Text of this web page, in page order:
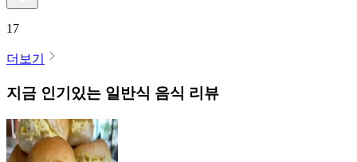
17
더보기
지금 인기있는 일반식 음식 리뷰